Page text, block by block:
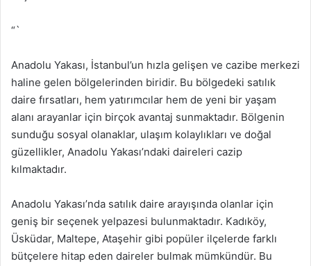
“`
Anadolu Yakası, İstanbul’un hızla gelişen ve cazibe merkezi
haline gelen bölgelerinden biridir. Bu bölgedeki satılık
daire fırsatları, hem yatırımcılar hem de yeni bir yaşam
alanı arayanlar için birçok avantaj sunmaktadır. Bölgenin
sunduğu sosyal olanaklar, ulaşım kolaylıkları ve doğal
güzellikler, Anadolu Yakası’ndaki daireleri cazip
kılmaktadır.
Anadolu Yakası’nda satılık daire arayışında olanlar için
geniş bir seçenek yelpazesi bulunmaktadır. Kadıköy,
Üsküdar, Maltepe, Ataşehir gibi popüler ilçelerde farklı
bütçelere hitap eden daireler bulmak mümkündür. Bu